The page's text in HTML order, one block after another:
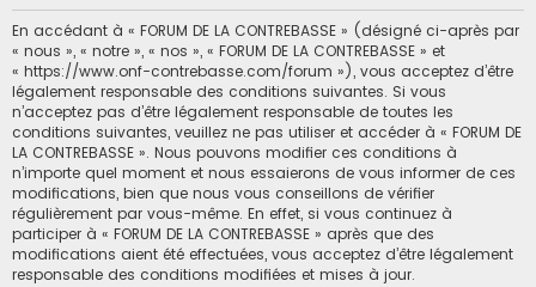
c
e
r
En accédant à « FORUM DE LA CONTREBASSE » (désigné ci-après par
« nous », « notre », « nos », « FORUM DE LA CONTREBASSE » et
« https://www.onf-contrebasse.com/forum »), vous acceptez d’être
légalement responsable des conditions suivantes. Si vous
n’acceptez pas d’être légalement responsable de toutes les
conditions suivantes, veuillez ne pas utiliser et accéder à « FORUM DE
LA CONTREBASSE ». Nous pouvons modifier ces conditions à
n’importe quel moment et nous essaierons de vous informer de ces
modifications, bien que nous vous conseillons de vérifier
régulièrement par vous-même. En effet, si vous continuez à
participer à « FORUM DE LA CONTREBASSE » après que des
modifications aient été effectuées, vous acceptez d’être légalement
responsable des conditions modifiées et mises à jour.